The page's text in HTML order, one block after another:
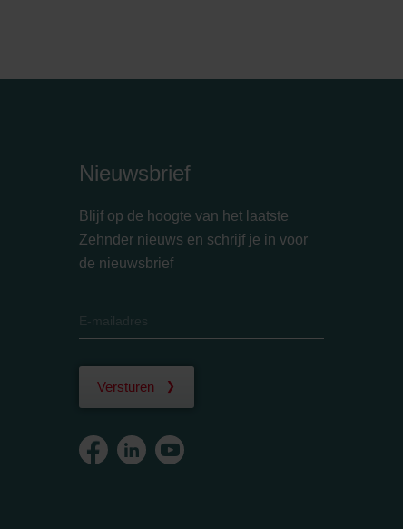
Nieuwsbrief
Blijf op de hoogte van het laatste
Zehnder nieuws en schrijf je in voor
de nieuwsbrief
Versturen